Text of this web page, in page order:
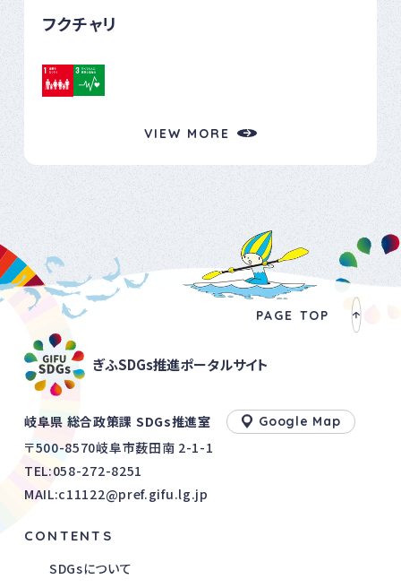
フクチャリ
VIEW MORE
PAGE TOP
ぎふSDGs推進ポータルサイト
岐阜県 総合政策課 SDGs推進室 Google Map
〒500-8570岐阜市薮田南 2-1-1
TEL:058-272-8251
MAIL:c11122@pref.gifu.lg.jp
CONTENTS
SDGsについて